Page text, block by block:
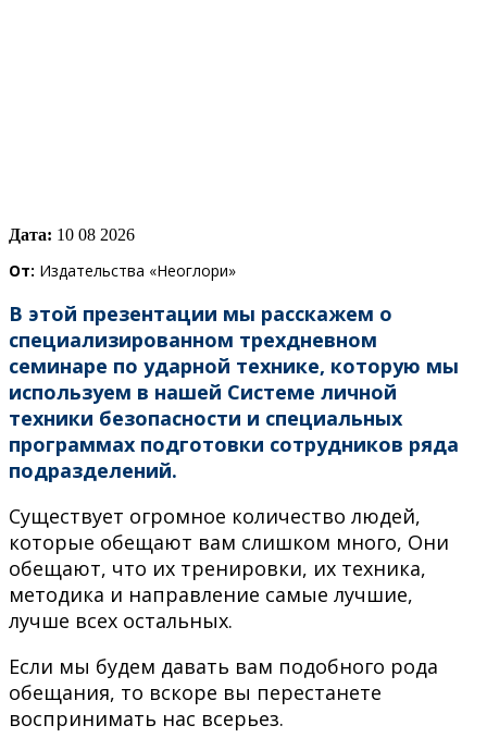
Дата: 10 08 2026
От: Издательства «Неоглори»
В этой презентации мы расскажем о
специализированном трехдневном
семинаре по ударной технике, которую мы
используем в нашей Системе личной
техники безопасности и специальных
программах подготовки сотрудников ряда
подразделений.
Существует огромное количество людей,
которые обещают вам слишком много, Они
обещают, что их тренировки, их техника,
методика и направление самые лучшие,
лучше всех остальных.
Если мы будем давать вам подобного рода
обещания, то вскоре вы перестанете
воспринимать нас всерьез.